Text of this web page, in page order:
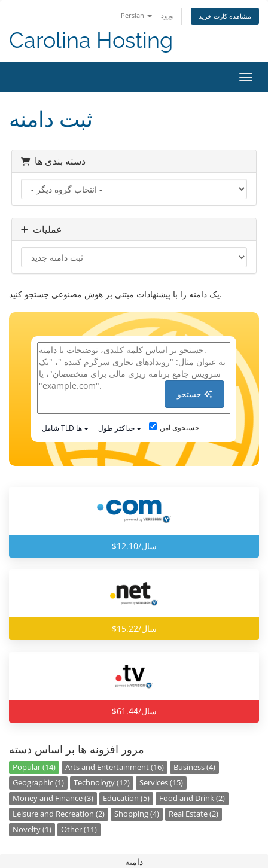
Persian ورود مشاهده کارت خرید
Carolina Hosting
ثبت دامنه
دسته بندی ها
عملیات
یک دامنه را با پیشنهادات مبتنی بر هوش مصنوعی جستجو کنید.
شامل TLD ها حداکثر طول جستجوی امن
$12.10/سال
$15.22/سال
$61.44/سال
مرور افزونه ها بر اساس دسته
Popular (14) Arts and Entertainment (16)
Business (4)
Geographic (1)
Technology (12)
Services (15)
Money and Finance (3)
Education (5)
Food and Drink (2)
Leisure and Recreation (2)
Shopping (4)
Real Estate (2)
Novelty (1)
Other (11)
دامنه